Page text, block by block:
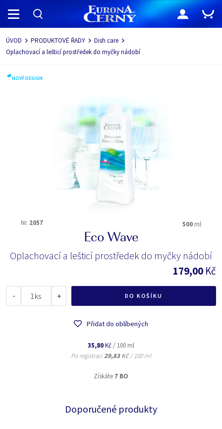
Navigace
ÚVOD PRODUKTOVÉ ŘADY
Dish care
Oplachovací a lešticí prostředek do myčky nádobí
NOVÝ DESIGN
Nr. 2057 500 ml
Eco Wave
Oplachovací a lešticí prostředek do myčky nádobí
179,00 Kč
- ks + DO KOŠÍKU
Přidat do oblíbených
35,80Kč / 100 ml
Po registraci29,83Kč / 100 ml
Získáte 7 BO
Doporučené produkty